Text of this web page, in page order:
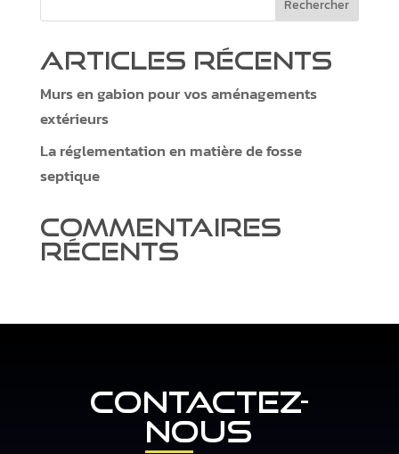
Articles récents
Murs en gabion pour vos aménagements
extérieurs
La réglementation en matière de fosse
septique
Commentaires
récents
CONTACTEZ-
NOUS